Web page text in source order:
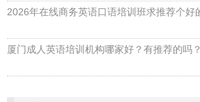
厦门成人英语培训机构哪家好？有推荐的吗？